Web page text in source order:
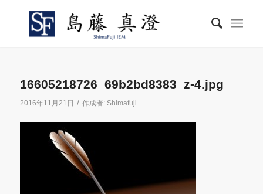
16605218726_69b2bd8383_z-4.jpg
2016年11月21日 / 作成者: Shimafuji